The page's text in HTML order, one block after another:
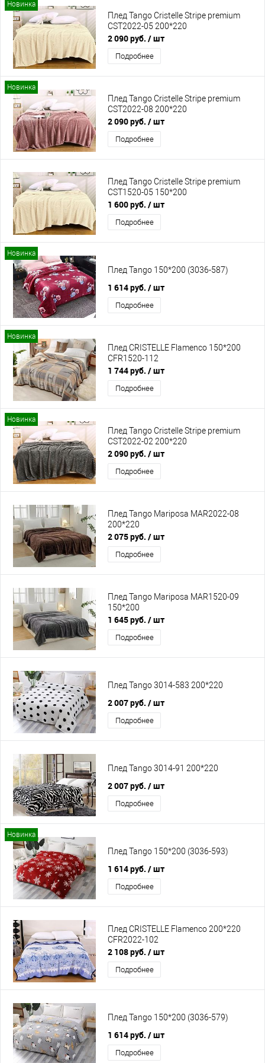
Новинка
Плед Tango Cristelle Stripe premium
CST2022-05 200*220
2 090 руб. / шт
Подробнее
Новинка
Плед Tango Cristelle Stripe premium
CST2022-08 200*220
2 090 руб. / шт
Подробнее
Плед Tango Cristelle Stripe premium
CST1520-05 150*200
1 600 руб. / шт
Подробнее
Новинка
Плед Tango 150*200 (3036-587)
1 614 руб. / шт
Подробнее
Новинка
Плед CRISTELLE Flamenco 150*200
CFR1520-112
1 744 руб. / шт
Подробнее
Новинка
Плед Tango Cristelle Stripe premium
CST2022-02 200*220
2 090 руб. / шт
Подробнее
Плед Tango Mariposa MAR2022-08
200*220
2 075 руб. / шт
Подробнее
Плед Tango Mariposa MAR1520-09
150*200
1 645 руб. / шт
Подробнее
Плед Tango 3014-583 200*220
2 007 руб. / шт
Подробнее
Плед Tango 3014-91 200*220
2 007 руб. / шт
Подробнее
Новинка
Плед Tango 150*200 (3036-593)
1 614 руб. / шт
Подробнее
Плед CRISTELLE Flamenco 200*220
CFR2022-102
2 108 руб. / шт
Подробнее
Плед Tango 150*200 (3036-579)
1 614 руб. / шт
Подробнее